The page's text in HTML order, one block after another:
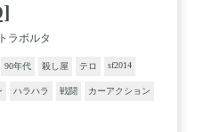
ラボルタ
90年代 殺し屋 テロ sf2014
ハラハラ 戦闘 カーアクション